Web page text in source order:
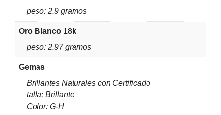
peso: 2.9 gramos
Oro Blanco 18k
peso: 2.97 gramos
Gemas
Brillantes Naturales con Certificado
talla: Brillante
Color: G-H